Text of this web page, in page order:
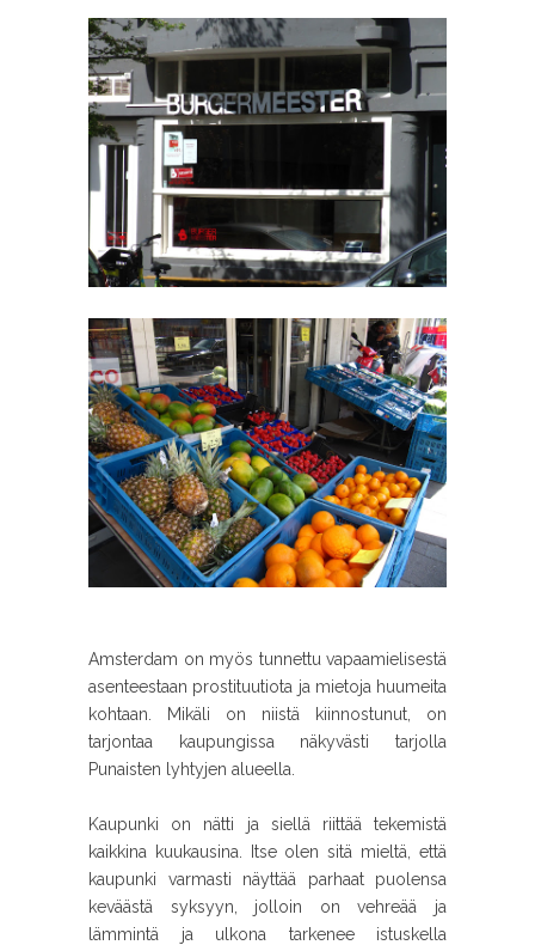
Amsterdam on myös tunnettu vapaamielisestä
asenteestaan prostituutiota ja mietoja huumeita
kohtaan. Mikäli on niistä kiinnostunut, on
tarjontaa kaupungissa näkyvästi tarjolla
Punaisten lyhtyjen alueella.
Kaupunki on nätti ja siellä riittää tekemistä
kaikkina kuukausina. Itse olen sitä mieltä, että
kaupunki varmasti näyttää parhaat puolensa
keväästä syksyyn, jolloin on vehreää ja
lämmintä ja ulkona tarkenee istuskella